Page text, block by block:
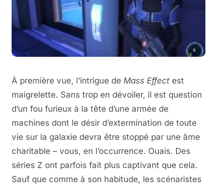
À première vue, l’intrigue de Mass Effect est
maigrelette. Sans trop en dévoiler, il est question
d’un fou furieux à la tête d’une armée de
machines dont le désir d’extermination de toute
vie sur la galaxie devra être stoppé par une âme
charitable – vous, en l’occurrence. Ouais. Des
séries Z ont parfois fait plus captivant que cela.
Sauf que comme à son habitude, les scénaristes